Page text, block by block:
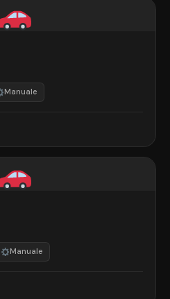
Manuale
Manuale